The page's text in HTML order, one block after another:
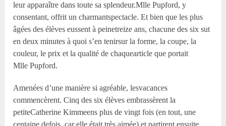
leur apparaître dans toute sa splendeur.Mlle Pupford, y
consentant, offrit un charmantspectacle. Et bien que les plus
âgées des élèves eussent à peinetreize ans, chacune des six sut
en deux minutes à quoi s’en tenirsur la forme, la coupe, la
couleur, le prix et la qualité de chaquearticle que portait
Mlle Pupford.
Amenées d’une manière si agréable, lesvacances
commencèrent. Cinq des six élèves embrassèrent la
petiteCatherine Kimmeens plus de vingt fois (en tout, une